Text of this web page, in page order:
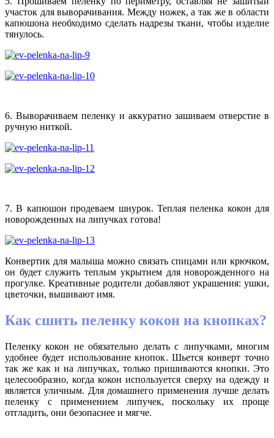
участок для выворачивания. Между ножек, а так же в области
капюшона необходимо сделать надрезы ткани, чтобы изделие
тянулось.
6. Выворачиваем пеленку и аккуратно зашиваем отверстие в
ручную ниткой.
7. В капюшон продеваем шнурок. Теплая пеленка кокон для
новорожденных на липучках готова!
Конвертик для малыша можно связать спицами или крючком,
он будет служить теплым укрытием для новорожденного на
прогулке. Креативные родители добавляют украшения: ушки,
цветочки, вышивают имя.
Как сшить пеленку кокон на кнопках?
Пеленку кокон не обязательно делать с липучками, многим
удобнее будет использование кнопок. Шьется конверт точно
так же как и на липучках, только пришиваются кнопки. Это
целесообразно, когда кокон используется сверху на одежду и
является уличным. Для домашнего применения лучше делать
пеленку с применением липучек, поскольку их проще
отгладить, они безопаснее и мягче.